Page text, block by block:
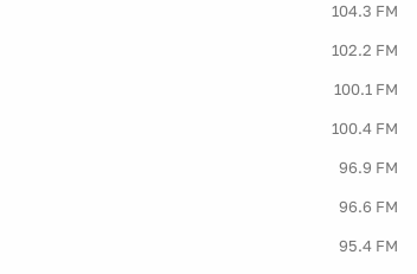
104.3 FM
102.2 FM
100.1 FM
100.4 FM
96.9 FM
96.6 FM
95.4 FM